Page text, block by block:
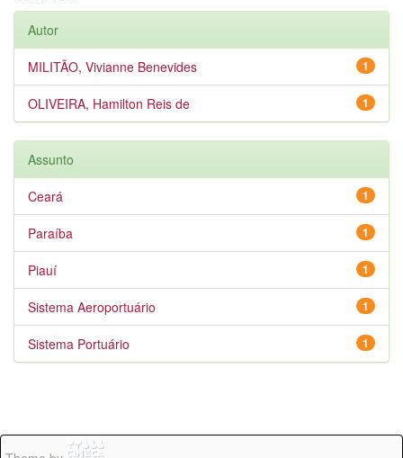
Autor
1
MILITÃO, Vivianne Benevides
1
OLIVEIRA, Hamilton Reis de
Assunto
1
Ceará
1
Paraíba
1
Piauí
1
Sistema Aeroportuário
1
Sistema Portuário